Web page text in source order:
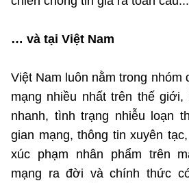
… và tại Việt Nam
Việt Nam luôn nằm trong nhóm
mạng nhiều nhất trên thế giới,
nhanh, tình trạng nhiễu loạn
gian mạng, thông tin xuyên
xúc phạm nhân phẩm trên
mạng ra đời và chính thức